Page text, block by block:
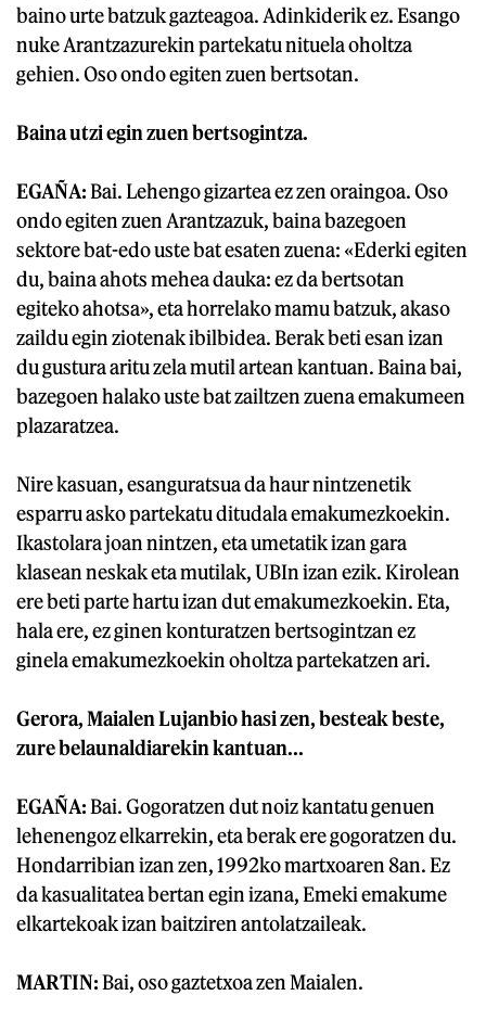
baino urte batzuk gazteagoa. Adinkiderik ez. Esango
nuke Arantzazurekin partekatu nituela oholtza
gehien. Oso ondo egiten zuen bertsotan.
Baina utzi egin zuen bertsogintza.
EGAÑA:Bai. Lehengo gizartea ez zen oraingoa. Oso
ondo egiten zuen Arantzazuk, baina bazegoen
sektore bat-edo uste bat esaten zuena: «Ederki egiten
du, baina ahots mehea dauka: ez da bertsotan
egiteko ahotsa», eta horrelako mamu batzuk, akaso
zaildu egin ziotenak ibilbidea. Berak beti esan izan
du gustura aritu zela mutil artean kantuan. Baina bai,
bazegoen halako uste bat zailtzen zuena emakumeen
plazaratzea.
Nire kasuan, esanguratsua da haur nintzenetik
esparru asko partekatu ditudala emakumezkoekin.
Ikastolara joan nintzen, eta umetatik izan gara
klasean neskak eta mutilak, UBIn izan ezik. Kirolean
ere beti parte hartu izan dut emakumezkoekin. Eta,
hala ere, ez ginen konturatzen bertsogintzan ez
ginela emakumezkoekin oholtza partekatzen ari.
Gerora, Maialen Lujanbio hasi zen, besteak beste,
zure belaunaldiarekin kantuan...
EGAÑA:Bai. Gogoratzen dut noiz kantatu genuen
lehenengoz elkarrekin, eta berak ere gogoratzen du.
Hondarribian izan zen, 1992ko martxoaren 8an. Ez
da kasualitatea bertan egin izana, Emeki emakume
elkartekoak izan baitziren antolatzaileak.
MARTIN:Bai, oso gaztetxoa zen Maialen.